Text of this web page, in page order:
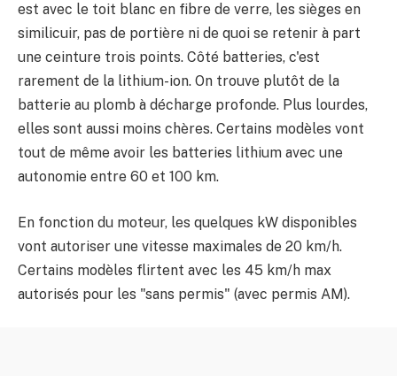
est avec le toit blanc en fibre de verre, les sièges en
similicuir, pas de portière ni de quoi se retenir à part
une ceinture trois points. Côté batteries, c'est
rarement de la lithium-ion. On trouve plutôt de la
batterie au plomb à décharge profonde. Plus lourdes,
elles sont aussi moins chères. Certains modèles vont
tout de même avoir les batteries lithium avec une
autonomie entre 60 et 100 km.
En fonction du moteur, les quelques kW disponibles
vont autoriser une vitesse maximales de 20 km/h.
Certains modèles flirtent avec les 45 km/h max
autorisés pour les "sans permis" (avec permis AM).